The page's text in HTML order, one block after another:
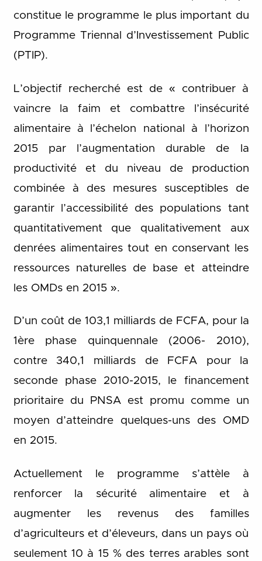
constitue le programme le plus important du
Programme Triennal d’Investissement Public
(PTIP).
L’objectif recherché est de « contribuer à
vaincre la faim et combattre l’insécurité
alimentaire à l’échelon national à l’horizon
2015 par l’augmentation durable de la
productivité et du niveau de production
combinée à des mesures susceptibles de
garantir l’accessibilité des populations tant
quantitativement que qualitativement aux
denrées alimentaires tout en conservant les
ressources naturelles de base et atteindre
les OMDs en 2015 ».
D’un coût de 103,1 milliards de FCFA, pour la
1ère phase quinquennale (2006- 2010),
contre 340,1 milliards de FCFA pour la
seconde phase 2010-2015, le financement
prioritaire du PNSA est promu comme un
moyen d’atteindre quelques-uns des OMD
en 2015.
Actuellement le programme s’attèle à
renforcer la sécurité alimentaire et à
augmenter les revenus des familles
d’agriculteurs et d’éleveurs, dans un pays où
seulement 10 à 15 % des terres arables sont